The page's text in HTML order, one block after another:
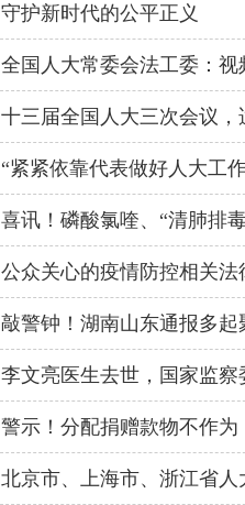
守护新时代的公平正义
十三届全国人大三次会议，
公众关心的疫情防控相关
敲警钟！湖南山东通报多